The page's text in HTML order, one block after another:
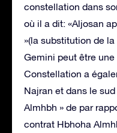
constellation dans
où il a dit: «Aljosan
»(la substitution de
Gemini peut être une
Constellation a
Najran et dans le
Almhbh » de par
contrat Hbhoha